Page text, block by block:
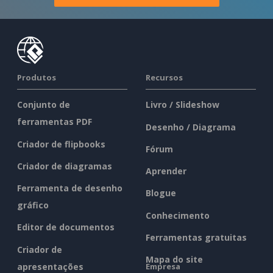
Produtos
Conjunto de
ferramentas PDF
Criador de flipbooks
Criador de diagramas
Ferramenta de desenho
gráfico
Editor de documentos
Criador de
apresentações
Recursos
Livro / Slideshow
Desenho / Diagrama
Fórum
Aprender
Blogue
Conhecimento
Ferramentas gratuitas
Mapa do site
Empresa